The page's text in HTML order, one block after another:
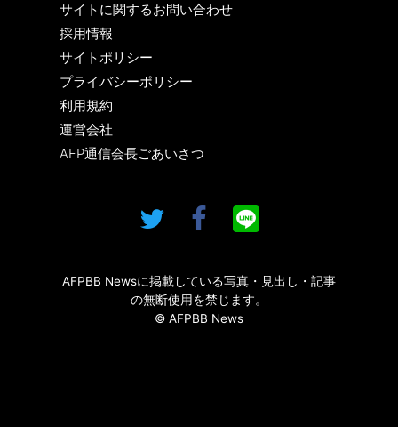
サイトに関するお問い合わせ
採用情報
サイトポリシー
プライバシーポリシー
利用規約
運営会社
AFP通信会長ごあいさつ
AFPBB Newsに掲載している写真・見出し・記事
の無断使用を禁じます。
© AFPBB News